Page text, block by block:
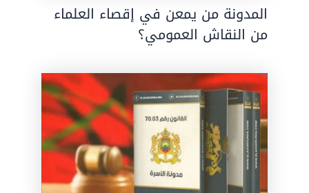
المدونة من يمعن في إقصاء العلماء
من النقاش العمومي؟